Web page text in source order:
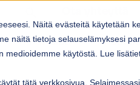
Näitä evästeitä käytetään
näitä tietoja selauselämyksesi
medioidemme käytöstä. Lue
tätä verkkosivua.
Palvelut Show